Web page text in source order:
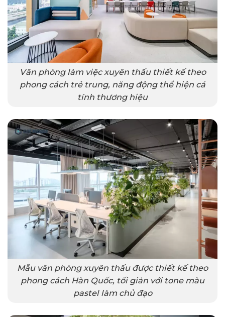
Văn phòng làm việc xuyên thấu thiết kế theo
phong cách trẻ trung, năng động thể hiện cá
tính thương hiệu
Mẫu văn phòng xuyên thấu được thiết kế theo
phong cách Hàn Quốc, tối giản với tone màu
pastel làm chủ đạo